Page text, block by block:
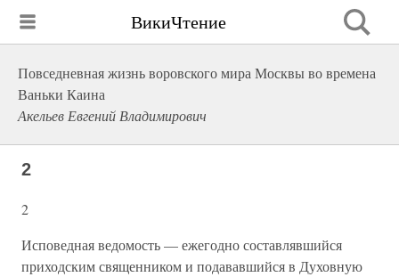
ВикиЧтение
Повседневная жизнь воровского мира Москвы во времена
Ваньки Каина
Акельев Евгений Владимирович
2
2
Исповедная ведомость — ежегодно составлявшийся
приходским священником и подававшийся в Духовную